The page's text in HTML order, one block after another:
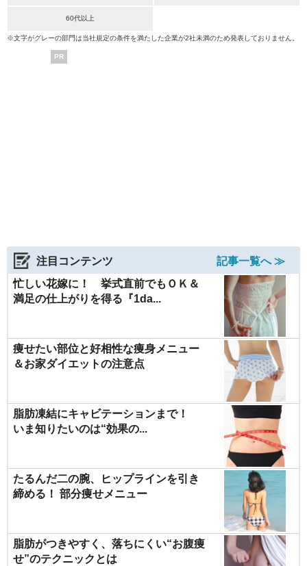
60代以上
※文字がグレーの部門は当社規定の条件を満たした企業が2社未満のため発表しておりません。
PR
注目コンテンツ
記事一覧へ ≫
忙しい花嫁に！ 挙式直前でもＯＫ＆
満足の仕上がりを得る『1da...
痩せたい部位と好相性な痩身メニュー
＆お家ダイエットの注意点
脂肪凍結にキャビテーションまで！
いま知りたいのは“効果の...
たるんだ二の腕、ヒップラインを引き
締める！ 部分痩せメニュー
脂肪がつきやすく、落ちにくい“お腹痩
せ”のテクニックとは